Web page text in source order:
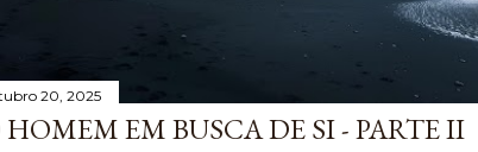
20, 2025
HOMEM EM BUSCA DE SI - PARTE II